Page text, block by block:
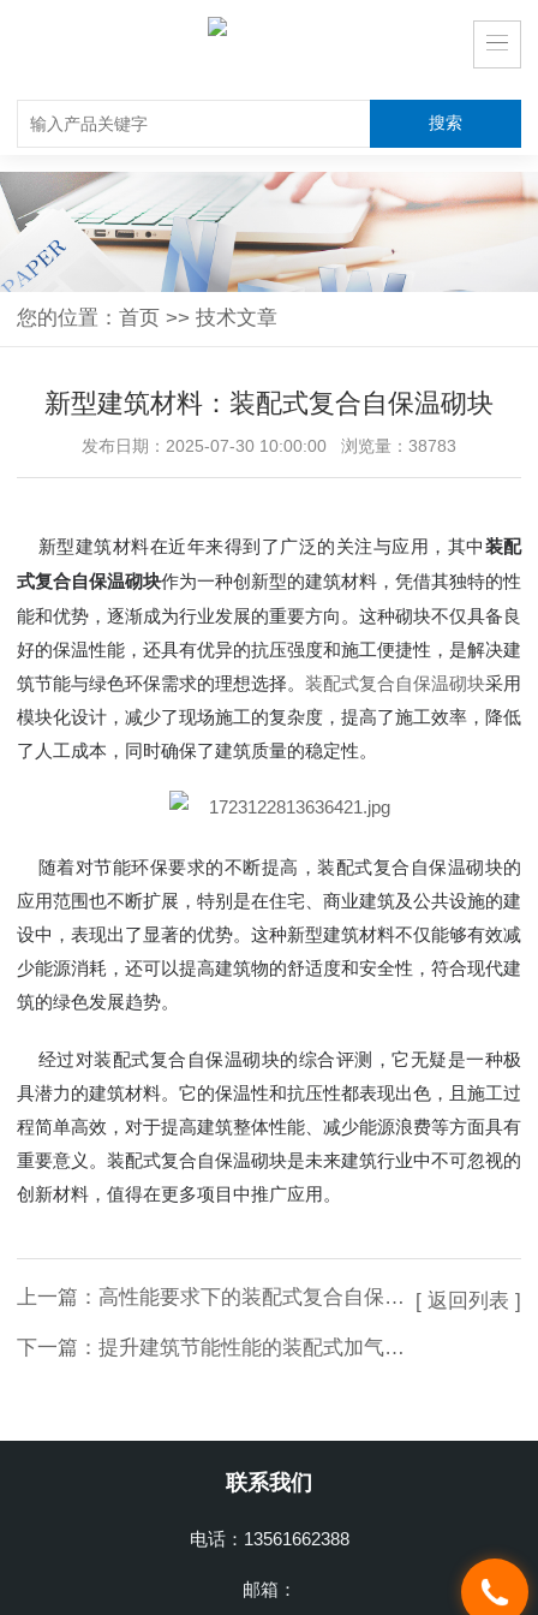
您的位置： 首页 >> 技术文章
新型建筑材料：装配式复合自保温砌块
发布日期：2025-07-30 10:00:00 浏览量：38783
新型建筑材料在近年来得到了广泛的关注与应用，其中装配
式复合自保温砌块作为一种创新型的建筑材料，凭借其独特的性
能和优势，逐渐成为行业发展的重要方向。这种砌块不仅具备良
好的保温性能，还具有优异的抗压强度和施工便捷性，是解决建
筑节能与绿色环保需求的理想选择。 装配式复合自保温砌块采用
模块化设计，减少了现场施工的复杂度，提高了施工效率，降低
了人工成本，同时确保了建筑质量的稳定性。
随着对节能环保要求的不断提高，装配式复合自保温砌块的
应用范围也不断扩展，特别是在住宅、商业建筑及公共设施的建
设中，表现出了显著的优势。这种新型建筑材料不仅能够有效减
少能源消耗，还可以提高建筑物的舒适度和安全性，符合现代建
筑的绿色发展趋势。
经过对装配式复合自保温砌块的综合评测，它无疑是一种极
具潜力的建筑材料。它的保温性和抗压性都表现出色，且施工过
程简单高效，对于提高建筑整体性能、减少能源浪费等方面具有
重要意义。装配式复合自保温砌块是未来建筑行业中不可忽视的
创新材料，值得在更多项目中推广应用。
上一篇： 高性能要求下的装配式复合自保温砌块
下一篇： 提升建筑节能性能的装配式加气混凝土复合保温外墙板
[ 返回列表 ]
联系我们
电话：13561662388
邮箱：